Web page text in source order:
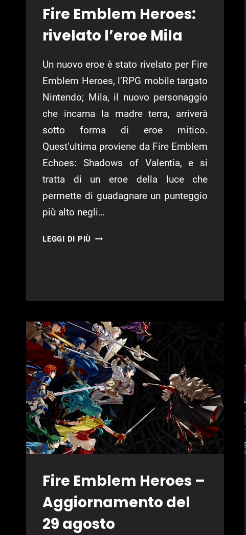
Fire Emblem Heroes:
rivelato l’eroe Mila
Un nuovo eroe è stato rivelato per Fire
Emblem Heroes, l’RPG mobile targato
Nintendo; Mila, il nuovo personaggio
che incarna la madre terra, arriverà
sotto forma di eroe mitico.
Quest’ultima proviene da Fire Emblem
Echoes: Shadows of Valentia, e si
tratta di un eroe della luce che
permette di guadagnare un punteggio
più alto negli…
LEGGI DI PIÙ FIRE
MILA
Fire Emblem Heroes –
Aggiornamento del
29 agosto